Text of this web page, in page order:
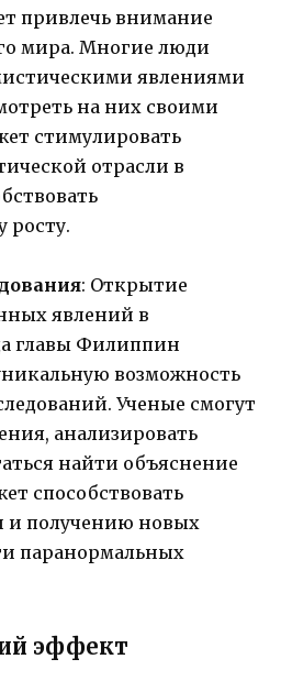
привлечь внимание
мира. Многие люди
явлениями
на них своими
стимулировать
отрасли в
росту.
: Открытие
явлений в
главы Филиппин
возможность
Ученые смогут
анализировать
найти объяснение
способствовать
и получению новых
паранормальных
эффект